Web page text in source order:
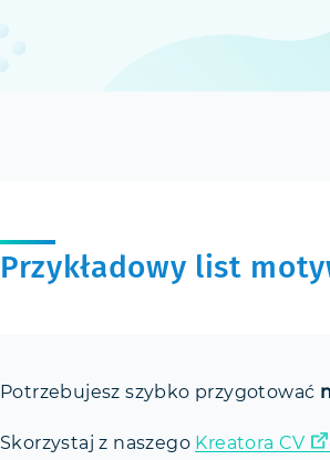
Przykładowy list
Potrzebujesz szybko przygotować
Skorzystaj z naszego Kreatora CV